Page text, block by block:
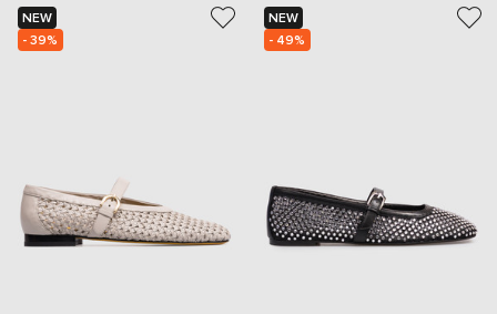
NEW
- 39%
NEW
- 49%